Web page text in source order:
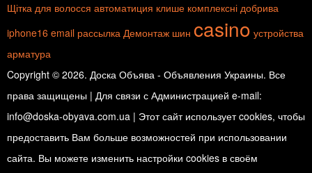
Щітка для волосся автоматиция клише комплексні добрива
iphone16 email рассылка Демонтаж шин casino устройства
арматура
Copyright © 2026. Доска Объява - Объявления Украины. Все
права защищены | Для связи с Администрацией e-mail:
info@doska-obyava.com.ua | Этот сайт использует cookies, чтобы
предоставить Вам больше возможностей при использовании
сайта. Вы можете изменить настройки cookies в своём